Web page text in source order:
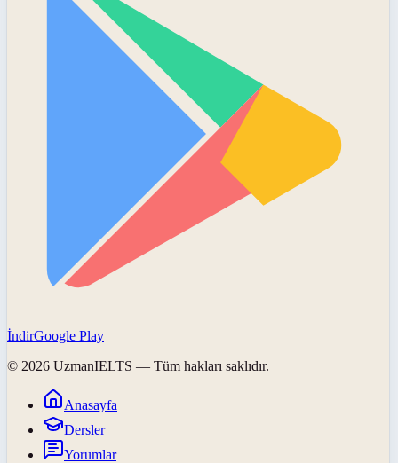
İndirGoogle Play
© 2026 UzmanIELTS — Tüm hakları saklıdır.
Anasayfa
Dersler
Yorumlar